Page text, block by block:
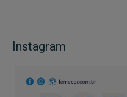
Instagram